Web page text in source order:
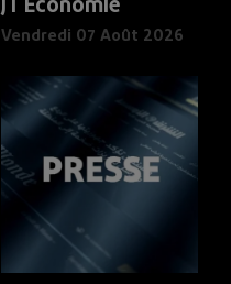
JT Economie
Vendredi 07 Août 2026